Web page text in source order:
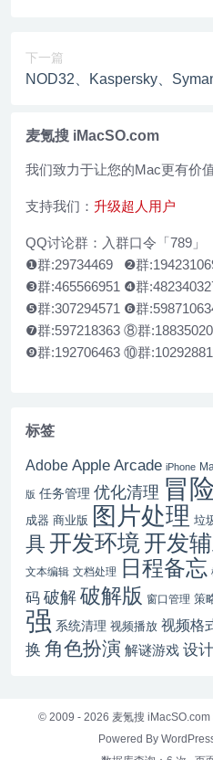
下一篇
NOD32、Kaspersky、
麦氪搜 iMacSO.com
我们致力于让您的Mac更有价
支持我们： 升级超人用户
QQ讨论群：入群口令「789」
❶群:29734469 ❷群
❸群:465566951 ❹群
❺群:307294571 ❻群
❼群:597218363 ⑧群
❾群:192706463 ⑩群
标签
Adobe Apple Arcade iPhone
版 任务管理 优化清理 冒
成器 商业版 图片处理 垃
具 开发环境开发
文本编辑 文档处理 日程备忘
码 破解破解版 窗口管理 策
强 系统清理 视频播放 视频格
换 角色扮演 解谜游戏 设
© 2009 - 2026 麦氪搜 iMacSO.com
Powered By